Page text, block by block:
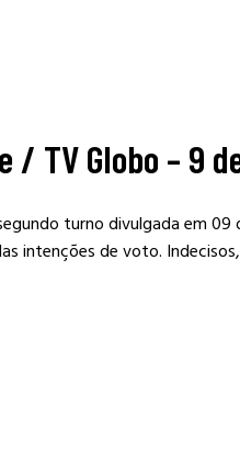
/ TV Globo – 9
turno divulgada em
intenções de voto.